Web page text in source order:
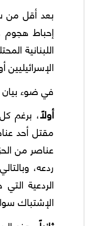
بعد أقل من
إحباط هجوم
اللبنانية
في ضوء بيان
أولاً، برغم
مقتل أحد
عناصر من
ردعه،
الردعية
الإشتباك